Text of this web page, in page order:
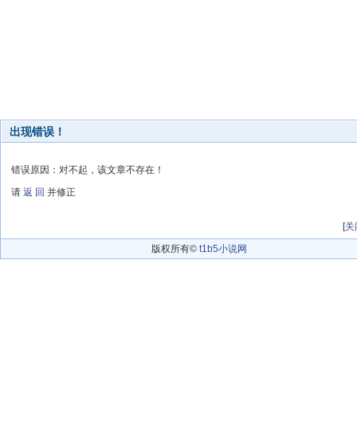
出现错误！
错误原因：对不起，该文章不存在！
请 返 回 并修正
[关
版权所有© t1b5小说网